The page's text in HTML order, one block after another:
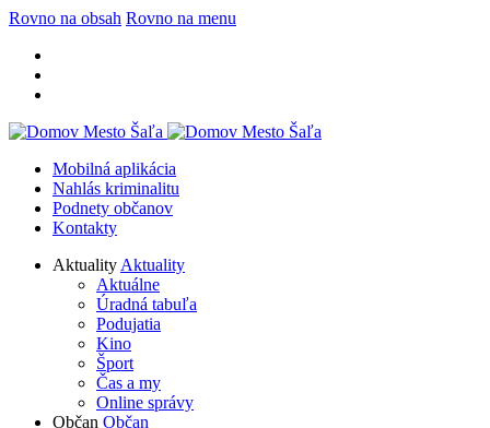
Rovno na obsah Rovno na menu
Mobilná aplikácia
Nahlás kriminalitu
Podnety občanov
Kontakty
Aktuality Aktuality
Aktuálne
Úradná tabuľa
Podujatia
Kino
Šport
Čas a my
Online správy
Občan Občan